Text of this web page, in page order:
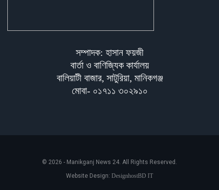
সম্পাদক: হাসান ফয়জী
বার্তা ও বাণিজ্যিক কার্যালয়
বালিয়াটী বাজার, সাটুরিয়া, মানিকগঞ্জ
মোবা- ০১৭১১ ৩০২৯১০
© 2026 - Manikganj News 24. All Rights Reserved.
Website Design: DesignhostBD IT